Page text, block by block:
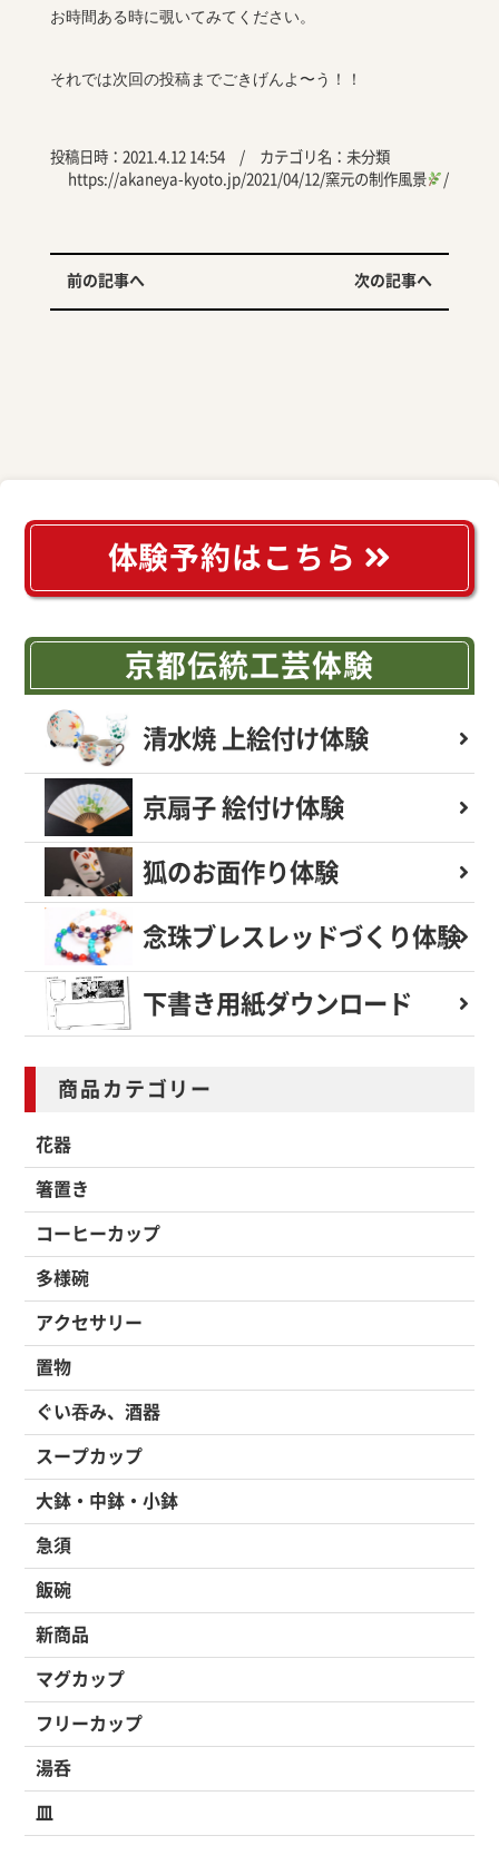
体験予約はこちら
京都伝統工芸体験
清水焼 上絵付け体験
京扇子 絵付け体験
狐のお面作り体験
念珠ブレスレッドづくり体験
下書き用紙ダウンロード
商品カテゴリー
花器
箸置き
コーヒーカップ
多様碗
アクセサリー
置物
ぐい吞み、酒器
スープカップ
大鉢・中鉢・小鉢
急須
飯碗
新商品
マグカップ
フリーカップ
湯呑
皿
お時間ある時に覗いてみてください。
それでは次回の投稿までごきげんよ〜う！！
投稿日時：2021.4.12 14:54 / カテゴリ名： 未分類
https://akaneya-kyoto.jp/2021/04/12/窯元の制作風景
/
前の記事へ 次の記事へ